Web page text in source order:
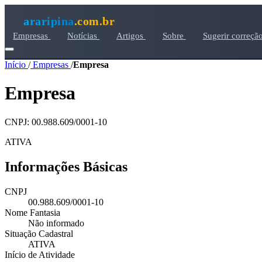
araripina.com.br
Empresas Notícias Artigos Sobre Sugerir
Início /Empresas /Empresa
Empresa
CNPJ: 00.988.609/0001-10
ATIVA
Informações Básicas
CNPJ
00.988.609/0001-10
Nome Fantasia
Não informado
Situação Cadastral
ATIVA
Início de Atividade